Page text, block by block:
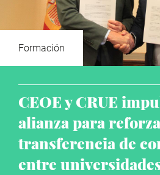
Formación
CEOE y CRUE
alianza para
transferencia de
entre